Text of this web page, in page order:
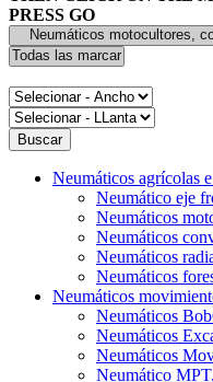
PRESS GO
Neumáticos agrícolas
Neumático eje
Neumáticos
Neumáticos
Neumáticos
Neumáticos
Neumáticos
Neumáticos
Neumáticos
Neumáticos
Neumático